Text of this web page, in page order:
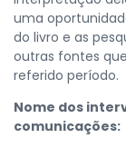
uma
do livro e as
outras fontes
referido período.
Nome dos
comunicações: